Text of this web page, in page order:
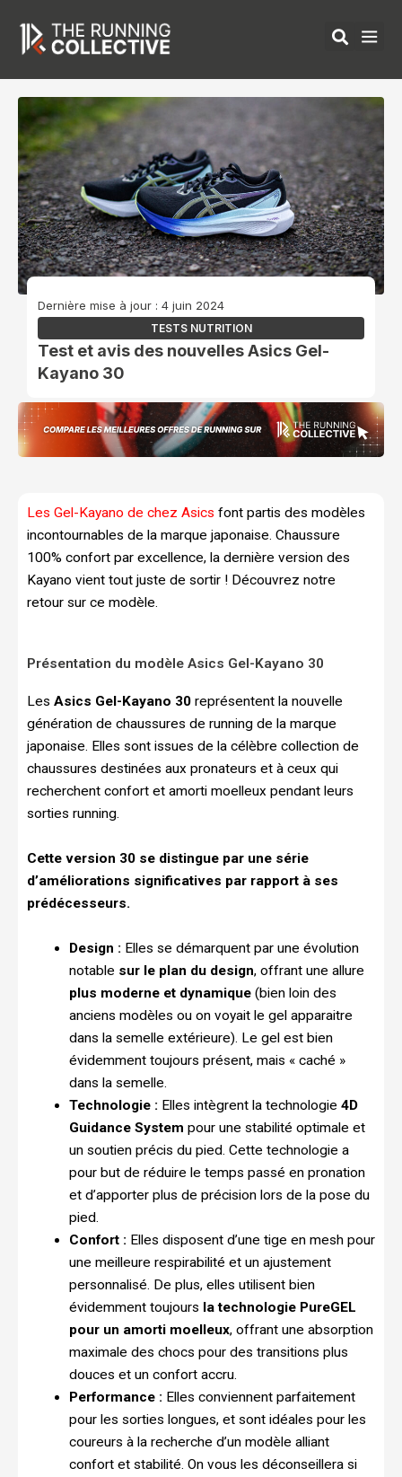
contenu
Dernière mise à jour : 4 juin 2024
TESTS NUTRITION
Test et avis des nouvelles Asics Gel-
Kayano 30
Les Gel-Kayano de chez Asics font partis des modèles
incontournables de la marque japonaise. Chaussure
100% confort par excellence, la dernière version des
Kayano vient tout juste de sortir ! Découvrez notre
retour sur ce modèle.
Présentation du modèle Asics Gel-Kayano 30
Les Asics Gel-Kayano 30 représentent la nouvelle
génération de chaussures de running de la marque
japonaise. Elles sont issues de la célèbre collection de
chaussures destinées aux pronateurs et à ceux qui
recherchent confort et amorti moelleux pendant leurs
sorties running.
Cette version 30 se distingue par une série
d’améliorations significatives par rapport à ses
prédécesseurs.
Design : Elles se démarquent par une évolution
notable sur le plan du design, offrant une allure
plus moderne et dynamique (bien loin des
anciens modèles ou on voyait le gel apparaitre
dans la semelle extérieure). Le gel est bien
évidemment toujours présent, mais « caché »
dans la semelle.
Technologie : Elles intègrent la technologie 4D
Guidance System pour une stabilité optimale et
un soutien précis du pied. Cette technologie a
pour but de réduire le temps passé en pronation
et d’apporter plus de précision lors de la pose du
pied.
Confort : Elles disposent d’une tige en mesh pour
une meilleure respirabilité et un ajustement
personnalisé. De plus, elles utilisent bien
évidemment toujours la technologie PureGEL
pour un amorti moelleux, offrant une absorption
maximale des chocs pour des transitions plus
douces et un confort accru.
Performance : Elles conviennent parfaitement
pour les sorties longues, et sont idéales pour les
coureurs à la recherche d’un modèle alliant
confort et stabilité. On vous les déconseillera si